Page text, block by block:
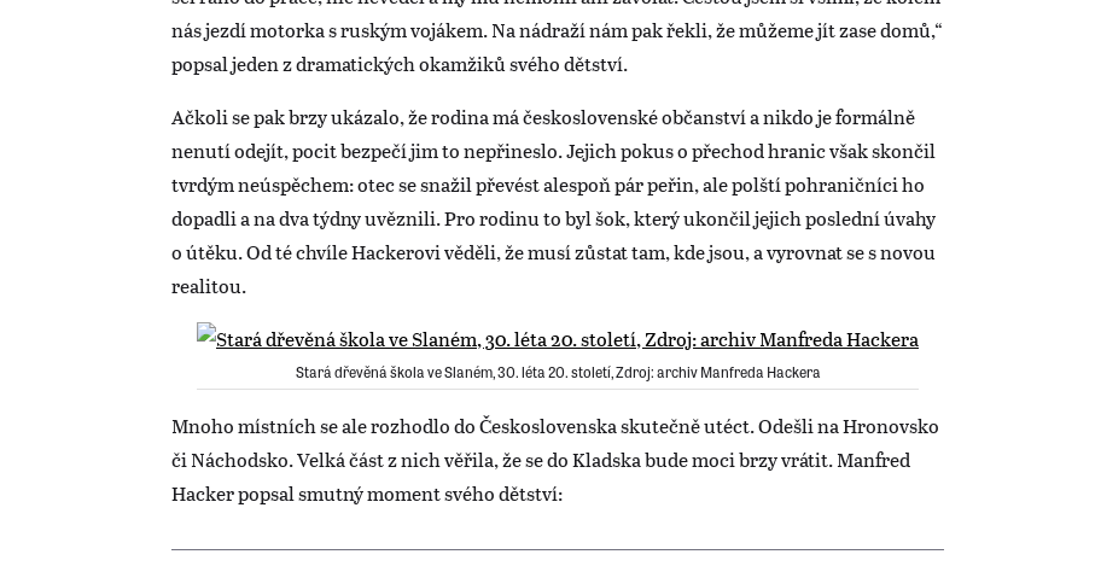
nás jezdí motorka s ruským vojákem. Na nádraží nám pak řekli, že můžeme jít zase domů,“
popsal jeden z dramatických okamžiků svého dětství.
Ačkoli se pak brzy ukázalo, že rodina má československé občanství a nikdo je formálně
nenutí odejít, pocit bezpečí jim to nepřineslo. Jejich pokus o přechod hranic však skončil
tvrdým neúspěchem: otec se snažil převést alespoň pár peřin, ale polští pohraničníci ho
dopadli a na dva týdny uvěznili. Pro rodinu to byl šok, který ukončil jejich poslední úvahy
o útěku. Od té chvíle Hackerovi věděli, že musí zůstat tam, kde jsou, a vyrovnat se s novou
realitou.
Stará dřevěná škola ve Slaném, 30. léta 20. století, Zdroj: archiv Manfreda Hackera
Mnoho místních se ale rozhodlo do Československa skutečně utéct. Odešli na Hronovsko
či Náchodsko. Velká část z nich věřila, že se do Kladska bude moci brzy vrátit. Manfred
Hacker popsal smutný moment svého dětství: